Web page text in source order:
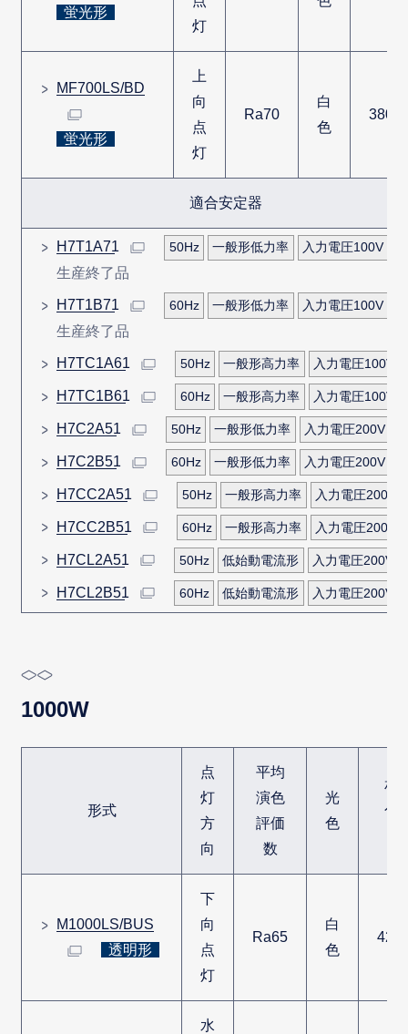
蛍光形
灯
MF700LS/BD
蛍光形
上
向
点
灯
Ra70
白
色
適合安定器
H7T1A71 50Hz 一般形低力率 入力電圧100V
生産終了品
H7T1B71 60Hz 一般形低力率 入力電圧100V
生産終了品
H7TC1A61 50Hz 一般形高力率 入力電圧100V
H7TC1B61 60Hz 一般形高力率 入力電圧100V
H7C2A51 50Hz 一般形低力率 入力電圧200V
H7C2B51 60Hz 一般形低力率 入力電圧200V
H7CC2A51 50Hz 一般形高力率 入力電圧200V
H7CC2B51 60Hz 一般形高力率 入力電圧200V
H7CL2A51 50Hz 低始動電流形 入力電圧200V
H7CL2B51 60Hz 低始動電流形 入力電圧200V
1000W
形式
点
灯
方
向
平均
演色
評価
数
光
色
相
色
M1000LS/BUS
透明形
下
向
点
灯
Ra65
白
色
水